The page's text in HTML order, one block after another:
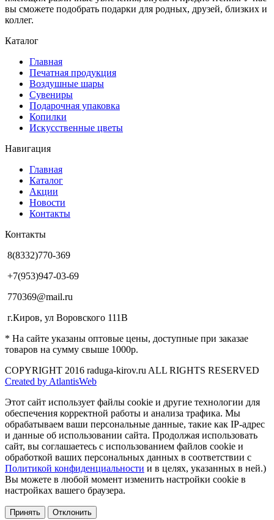
вы сможете подобрать подарки для родных, друзей, близких и
коллег.
Каталог
Главная
Печатная продукция
Воздушные шары
Сувениры
Подарочная упаковка
Копилки
Искусственные цветы
Навигация
Главная
Каталог
Акции
Новости
Контакты
Контакты
8(8332)770-369
+7(953)947-03-69
770369@mail.ru
г.Киров, ул Воровского 111В
* На сайте указаны оптовые цены, доступные при заказае
товаров на сумму свыше 1000р.
COPYRIGHT 2016 raduga-kirov.ru ALL RIGHTS RESERVED
Created by AtlantisWeb
Этот сайт использует файлы cookie и другие технологии для
обеспечения корректной работы и анализа трафика. Мы
обрабатываем ваши персональные данные, такие как IP-адрес
и данные об использовании сайта. Продолжая использовать
сайт, вы соглашаетесь с использованием файлов cookie и
обработкой ваших персональных данных в соответствии с
Политикой конфиденциальности и в целях, указанных в ней.)
Вы можете в любой момент изменить настройки cookie в
настройках вашего браузера.
Принять Отклонить